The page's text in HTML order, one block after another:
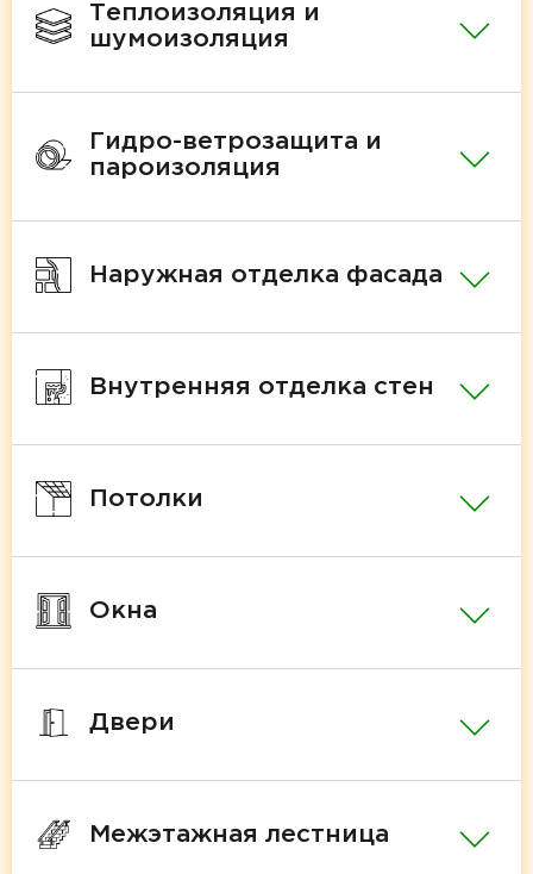
Теплоизоляция и
шумоизоляция
Гидро-ветрозащита и
пароизоляция
Наружная отделка фасада
Внутренняя отделка стен
Потолки
Окна
Двери
Межэтажная лестница